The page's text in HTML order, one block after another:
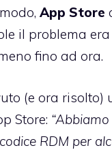
App Store
il problema
fino ad ora.
(e ora risolto)
Store:
RDM per